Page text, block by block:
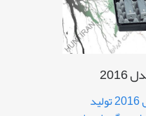
کیف تپانچه و کلت مدل 2016 تولید